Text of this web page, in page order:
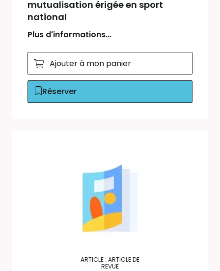
mutualisation érigée en sport
national
Plus d'informations...
Ajouter à mon panier
Réserver
ARTICLE : ARTICLE DE
REVUE